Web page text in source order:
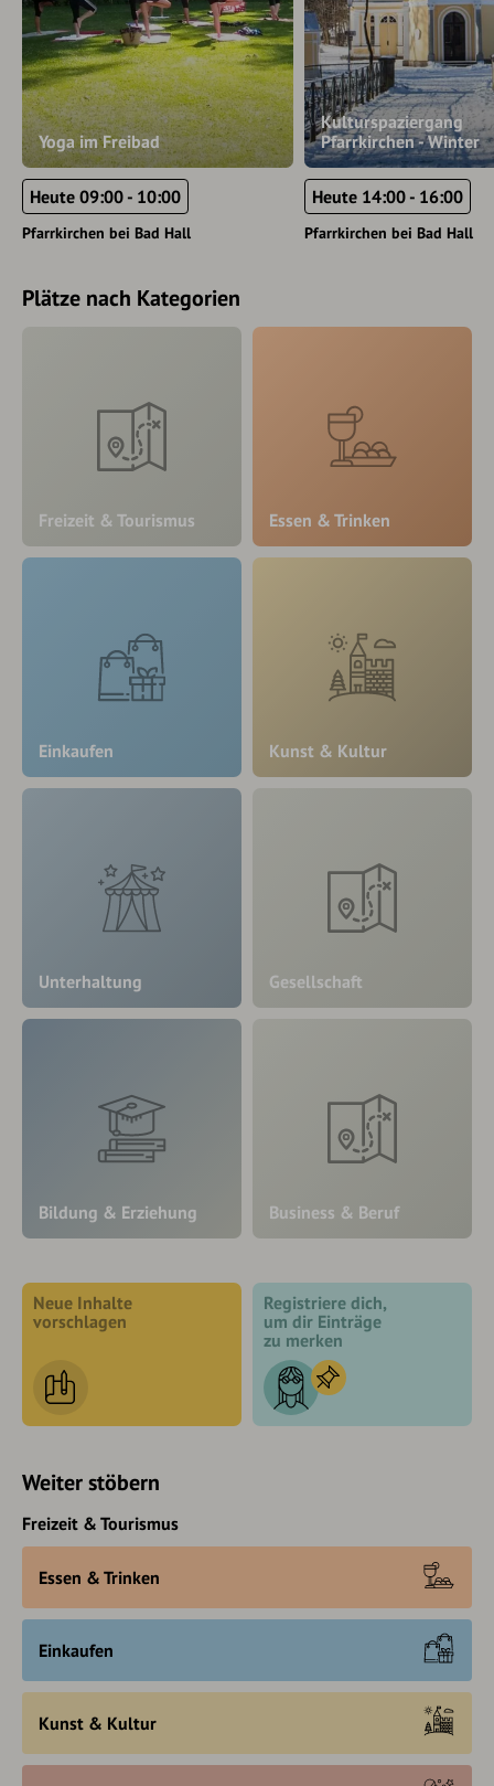
Yoga im Freibad
Heute 09:00 - 10:00
Pfarrkirchen bei Bad Hall
Kulturspaziergang
Pfarrkirchen - Winter
Heute 14:00 - 16:00
Pfarrkirchen bei Bad Hall
Plätze nach Kategorien
Freizeit & Tourismus Essen & Trinken
Einkaufen Kunst & Kultur
Unterhaltung Gesellschaft
Bildung & Erziehung Business & Beruf
Neue Inhalte
vorschlagen
Registriere dich,
um dir Einträge
zu merken
Weiter stöbern
Freizeit & Tourismus
Essen & Trinken
Einkaufen
Kunst & Kultur